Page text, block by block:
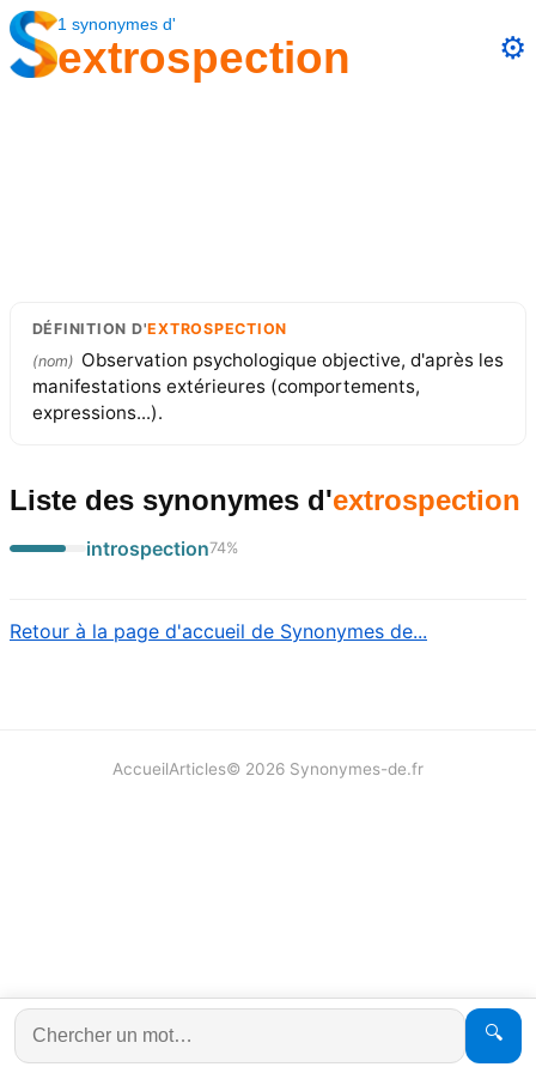
1 synonymes d'
extrospection ⚙️
DÉFINITION D'EXTROSPECTION
(nom) Observation psychologique objective, d'après les
manifestations extérieures (comportements,
expressions...).
Liste des synonymes d'extrospection
introspection74%
Retour à la page d'accueil de Synonymes de...
🔍
AccueilArticles© 2026 Synonymes-de.fr